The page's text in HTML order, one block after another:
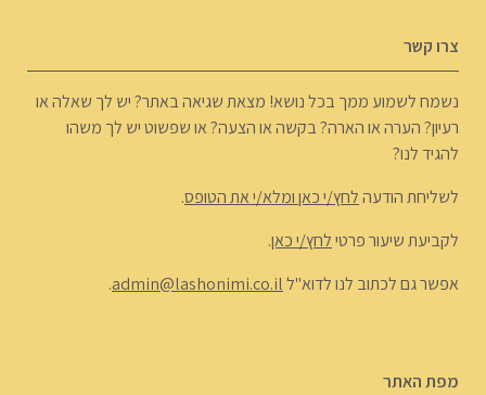
צרו קשר
נשמח לשמוע ממך בכל נושא! מצאת שגיאה באתר? יש לך שאלה או
רעיון? הערה או הארה? בקשה או הצעה? או שפשוט יש לך משהו
להגיד לנו?
לשליחת הודעהלחץ/י כאן ומלא/י את הטופס.
לקביעת שיעור פרטילחץ/י כאן.
אפשר גם לכתוב לנו לדוא"לadmin@lashonimi.co.il
.
מפת האתר